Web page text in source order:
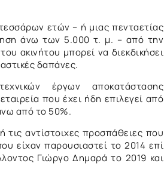
ετών – ή μιας πενταετίας
άνω των 5.000 τ. μ. – από την
ακινήτου μπορεί να διεκδικήσει
δαπάνες.
έργων αποκατάστασης
που έχει ήδη επιλεγεί από
από το 50%.
τις αντίστοιχες προσπάθειες που
είχαν παρουσιαστεί το 2014 επί
Γιώργο Δημαρά το 2019 και